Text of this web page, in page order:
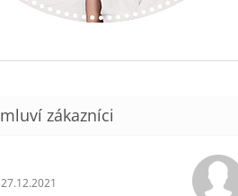
Hodnocení obchodu je 5 z 5 hvězdiček.
27.12.2021